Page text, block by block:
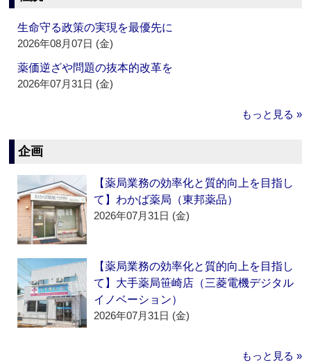
生命守る政策の実現を最優先に
2026年08月07日 (金)
薬価逆ざや問題の抜本的改革を
2026年07月31日 (金)
もっと見る »
企画
【薬局業務の効率化と質的向上を目指し
て】わかば薬局（東邦薬品）
2026年07月31日 (金)
【薬局業務の効率化と質的向上を目指し
て】大手薬局笹崎店（三菱電機デジタル
イノベーション）
2026年07月31日 (金)
もっと見る »